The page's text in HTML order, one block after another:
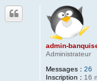
admin-
Administrateur
Messages : 26
Inscription : 16